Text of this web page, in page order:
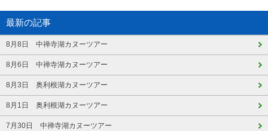
最新の記事
8月8日 中禅寺湖カヌーツアー
8月6日 中禅寺湖カヌーツアー
8月3日 奥利根湖カヌーツアー
8月1日 奥利根湖カヌーツアー
7月30日 中禅寺湖カヌーツアー